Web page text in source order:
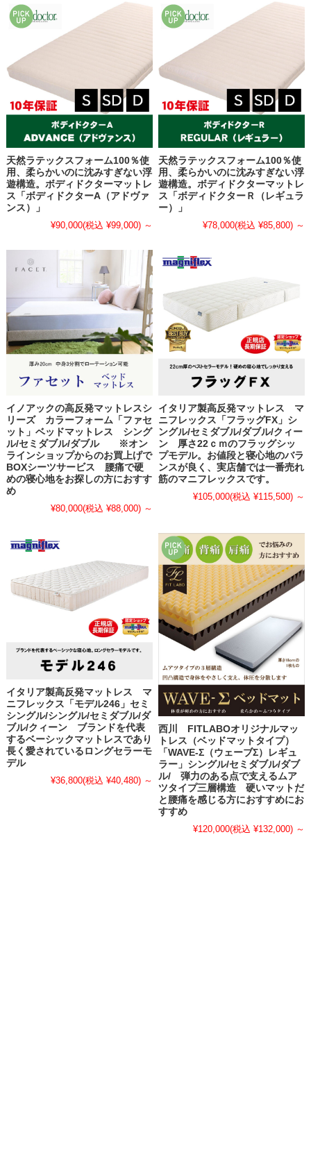
天然ラテックスフォーム100％使
用、柔らかいのに沈みすぎない浮
遊構造。ボディドクターマットレ
ス「ボディドクターA（アドヴァ
ンス）」
¥90,000(税込 ¥99,000) ～
天然ラテックスフォーム100％使
用、柔らかいのに沈みすぎない浮
遊構造。ボディドクターマットレ
ス「ボディドクターＲ（レギュラ
ー）」
¥78,000(税込 ¥85,800) ～
イノアックの高反発マットレスシ
リーズ カラーフォーム「ファセ
ット」ベッドマットレス シング
ル/セミダブル/ダブル ※オン
ラインショップからのお買上げで
BOXシーツサービス 腰痛で硬
めの寝心地をお探しの方におすす
め
¥80,000(税込 ¥88,000) ～
イタリア製高反発マットレス マ
ニフレックス「フラッグFX」シ
ングル/セミダブル/ダブル/クィー
ン 厚さ22ｃｍのフラッグシッ
プモデル。お値段と寝心地のバラ
ンスが良く、実店舗では一番売れ
筋のマニフレックスです。
¥105,000(税込 ¥115,500) ～
イタリア製高反発マットレス マ
ニフレックス「モデル246」セミ
シングル/シングル/セミダブル/ダ
ブル/クィーン ブランドを代表
するベーシックマットレスであり
長く愛されているロングセラーモ
デル
¥36,800(税込 ¥40,480) ～
西川 FITLABOオリジナルマッ
トレス（ベッドマットタイプ）
「WAVE-Σ（ウェーブΣ）レギュ
ラー」シングル/セミダブル/ダブ
ル/ 弾力のある点で支えるムア
ツタイプ三層構造 硬いマットだ
と腰痛を感じる方におすすめにお
すすめ
¥120,000(税込 ¥132,000) ～